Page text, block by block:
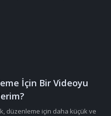
İçin Bir Videoyu
düzenleme için daha küçük ve